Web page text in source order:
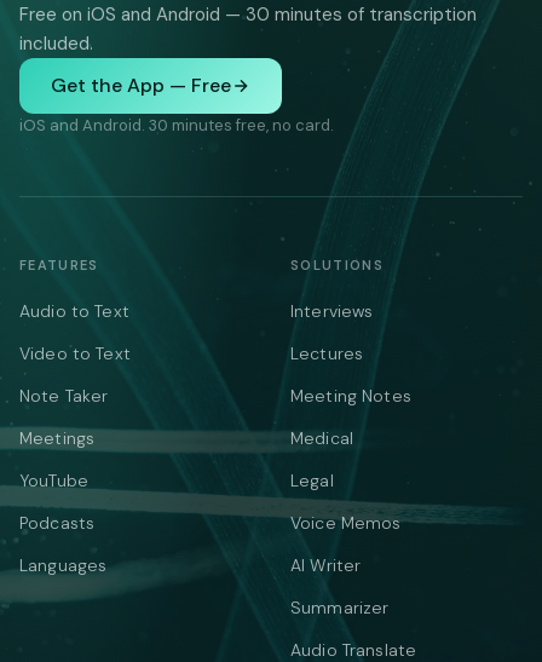
Free on iOS and Android — 30 minutes of transcription
included.
Get the App — Free
iOS and Android. 30 minutes free, no card.
FEATURES
Audio to Text
Video to Text
Note Taker
Meetings
YouTube
Podcasts
Languages
SOLUTIONS
Interviews
Lectures
Meeting Notes
Medical
Legal
Voice Memos
AI Writer
Summarizer
Audio Translate